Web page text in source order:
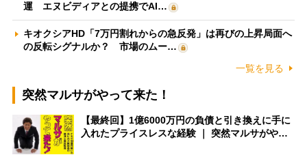
運 エヌビディアとの提携でAI…
キオクシアHD「7万円割れからの急反発」は再びの上昇局面へ
の反転シグナルか？ 市場のムー…
一覧を見る
突然マルサがやって来た！
【最終回】1億6000万円の負債と引き換えに手に
入れたプライスレスな経験 ｜ 突然マルサがや…